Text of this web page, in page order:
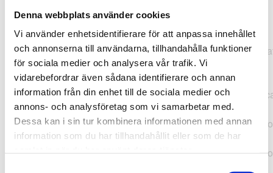
Denna webbplats använder cookies
Vi använder enhetsidentifierare för att anpassa innehållet
och annonserna till användarna, tillhandahålla funktioner
för sociala medier och analysera vår trafik. Vi
vidarebefordrar även sådana identifierare och annan
information från din enhet till de sociala medier och
annons- och analysföretag som vi samarbetar med.
Dessa kan i sin tur kombinera informationen med annan
information som du har tillhandahållit eller som de har
TypeError: "".concat(...).concat(...).replaceAll is not a
function at
https://webshop.pressbyran.se/_next/static/chunks/pages/
b1763451a2186f9e.js:1:11050 at Array.map
(<anonymous>) at K
(https://webshop.pressbyran.se/_next/static/chunks/pages/
b1763451a2186f9e.js:1:10836) at lk
(https://webshop.pressbyran.se/_next/static/chunks/
b241200379730ac0.js:1:129835) at i
(https://webshop.pressbyran.se/_next/static/chunks/